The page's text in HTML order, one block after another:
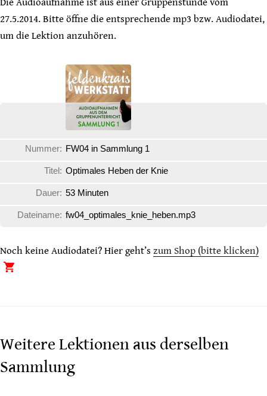
27.5.2014. Bitte öffne die entsprechende mp3 bzw. Audiodatei,
um die Lektion anzuhören.
Nummer: FW04 in Sammlung 1
Titel: Optimales Heben der Knie
Dauer: 53 Minuten
Dateiname: fw04_optimales_knie_heben.mp3
Noch keine Audiodatei? Hier geht’s zum Shop (bitte klicken)
Weitere Lektionen aus derselben
Sammlung